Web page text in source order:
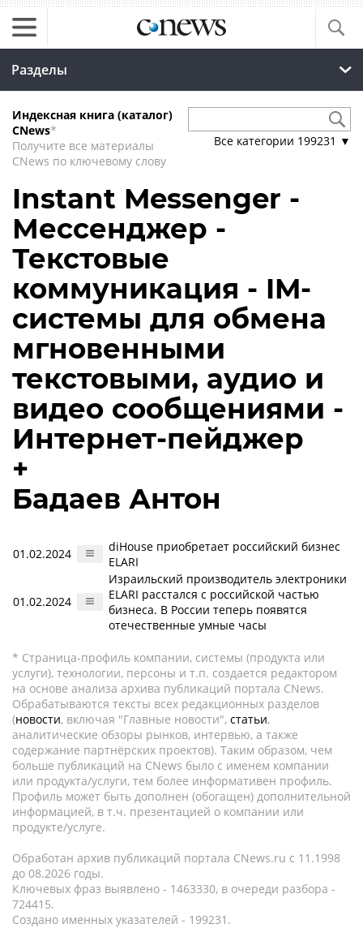
Разделы
Индексная книга (каталог)
CNews*
Получите все материалы
CNews по ключевому слову
Все категории 199231 ▼
Instant Messenger -
Мессенджер -
Текстовые
коммуникация - IM-
системы для обмена
мгновенными
текстовыми, аудио и
видео сообщениями -
Интернет-пейджер
+
Бадаев Антон
01.02.2024
diHouse приобретает российский бизнес
ELARI
01.02.2024
Израильский производитель электроники
ELARI расстался с российской частью
бизнеса. В России теперь появятся
отечественные умные часы
* Страница-профиль компании, системы (продукта или
услуги), технологии, персоны и т.п. создается редактором
на основе анализа архива публикаций портала CNews.
Обрабатываются тексты всех редакционных разделов
(новости, включая "Главные новости", статьи,
аналитические обзоры рынков, интервью, а также
содержание партнёрских проектов). Таким образом, чем
больше публикаций на CNews было с именем компании
или продукта/услуги, тем более информативен профиль.
Профиль может быть дополнен (обогащен) дополнительной
информацией, в т.ч. презентацией о компании или
продукте/услуге.
Обработан архив публикаций портала CNews.ru c 11.1998
до 08.2026 годы.
Ключевых фраз выявлено - 1463330, в очереди разбора -
724415.
Создано именных указателей - 199231.